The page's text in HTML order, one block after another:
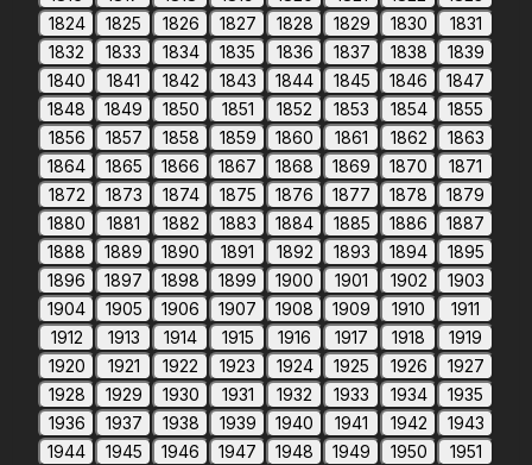
1824
1825 1826 1827 1828 1829 1830
1831
1832
1833 1834 1835 1836 1837 1838
1839
1840
1841 1842 1843 1844 1845 1846
1847
1848
1849 1850 1851 1852 1853 1854
1855
1856
1857 1858 1859 1860 1861 1862
1863
1864
1865 1866 1867 1868 1869 1870
1871
1872
1873 1874 1875 1876 1877 1878
1879
1880
1881 1882 1883 1884 1885 1886
1887
1888
1889 1890 1891 1892 1893 1894
1895
1896
1897 1898 1899 1900 1901 1902
1903
1904
1905 1906 1907 1908 1909 1910
1911
1912
1913 1914 1915 1916 1917 1918
1919
1920
1921 1922 1923 1924 1925 1926
1927
1928
1929 1930 1931 1932 1933 1934
1935
1936
1937 1938 1939 1940 1941 1942
1943
1944
1945 1946 1947 1948 1949 1950
1951